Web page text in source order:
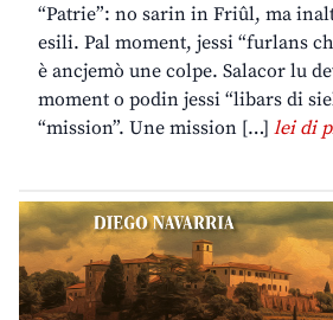
“Patrie”: no sarin in Friûl, ma
esili. Pal moment, jessi “furlans
è ancjemò une colpe. Salacor lu
moment o podin jessi “libars di
“mission”. Une mission […] lei di